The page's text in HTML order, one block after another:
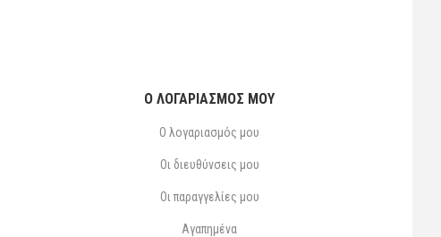
Ο ΛΟΓΑΡΙΑΣΜΌΣ ΜΟΥ
Ο λογαριασμός μου
Οι διευθύνσεις μου
Οι παραγγελίες μου
Αγαπημένα